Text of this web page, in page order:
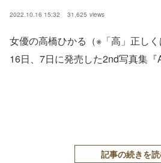
2022.10.16 15:32 31,625 views
女優の高橋ひかる（※「高」正し
16日、7日に発売した2nd写真集『
記事の続きを